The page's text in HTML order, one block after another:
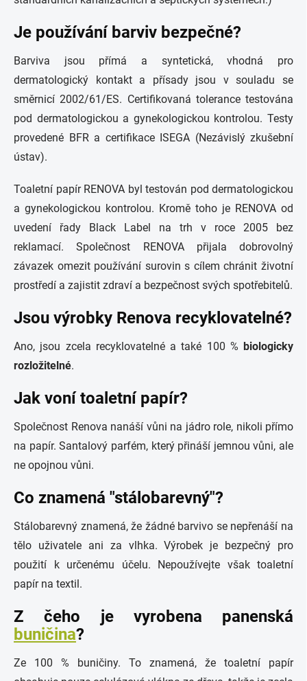
Je používání barviv bezpečné?
Barviva jsou přímá a syntetická, vhodná pro
dermatologický kontakt a přísady jsou v souladu se
směrnicí 2002/61/ES. Certifikovaná tolerance testována
pod dermatologickou a gynekologickou kontrolou. Testy
provedené BFR a certifikace ISEGA (Nezávislý zkušební
ústav).
Toaletní papír RENOVA byl testován pod dermatologickou
a gynekologickou kontrolou. Kromě toho je RENOVA od
uvedení řady Black Label na trh v roce 2005 bez
reklamací. Společnost RENOVA přijala dobrovolný
závazek omezit používání surovin s cílem chránit životní
prostředí a zajistit zdraví a bezpečnost svých spotřebitelů.
Jsou výrobky Renova recyklovatelné?
Ano, jsou zcela recyklovatelné a také 100 % biologicky
rozložitelné.
Jak voní toaletní papír?
Společnost Renova nanáší vůni na jádro role, nikoli přímo
na papír. Santalový parfém, který přináší jemnou vůni, ale
ne opojnou vůni.
Co znamená "stálobarevný"?
Stálobarevný znamená, že žádné barvivo se nepřenáší na
tělo uživatele ani za vlhka. Výrobek je bezpečný pro
použití k určenému účelu. Nepoužívejte však toaletní
papír na textil.
Z čeho je vyrobena panenská
buničina?
Ze 100 % buničiny. To znamená, že toaletní papír